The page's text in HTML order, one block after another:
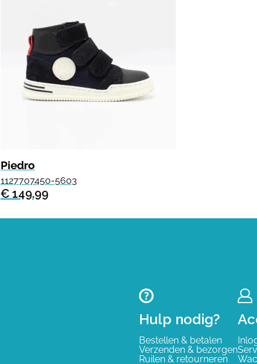
Piedro
1127707450-5603
€ 149.99
Hulp nodig?
Bestellen & betalen
Verzenden & bezorgen
Ruilen & retourneren